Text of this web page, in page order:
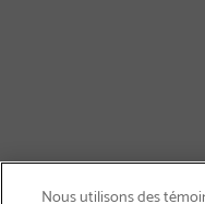
Nous utilisons des